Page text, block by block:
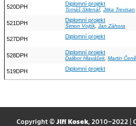
520DPH Diplomní projekt
Tomáš Sklenář, Jitka Trevisan
521DPH Diplomní projekt
Šimon Vojtík, Jan Záhora
527DPH Diplomní projekt
528DPH Diplomní projekt
Dalibor Hlaváček, Martin
519DPH Diplomní projekt
Copyright © Jiří Kosek, 2010–2022 |